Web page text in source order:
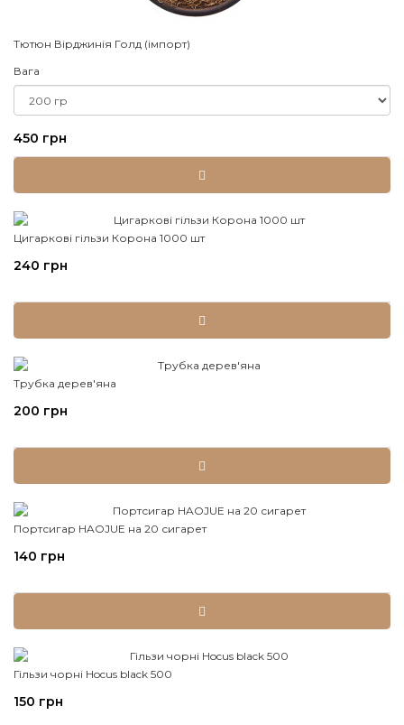
Тютюн Вірджинія Голд (імпорт)
Вага
450 грн
Цигаркові гільзи Корона 1000 шт
240 грн
Трубка дерев'яна
200 грн
Портсигар HAOJUE на 20 сигарет
140 грн
Гільзи чорні Hocus black 500
150 грн